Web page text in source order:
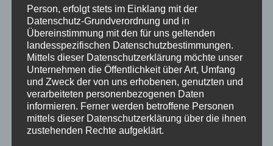
Person, erfolgt stets im Einklang mit der
Datenschutz-Grundverordnung und in
Übereinstimmung mit den für uns geltenden
landesspezifischen Datenschutzbestimmungen.
Mittels dieser Datenschutzerklärung möchte unser
Unternehmen die Öffentlichkeit über Art, Umfang
und Zweck der von uns erhobenen, genutzten und
verarbeiteten personenbezogenen Daten
informieren. Ferner werden betroffene Personen
mittels dieser Datenschutzerklärung über die ihnen
zustehenden Rechte aufgeklärt.